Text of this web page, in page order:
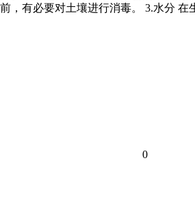
，有必要对土壤进行消毒。 3.水分
0